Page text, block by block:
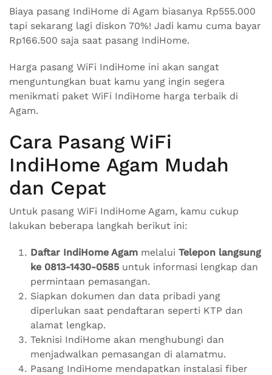
Biaya pasang IndiHome di Agam biasanya Rp555.000
tapi sekarang lagi diskon 70%! Jadi kamu cuma bayar
Rp166.500 saja saat pasang IndiHome.
Harga pasang WiFi IndiHome ini akan sangat
menguntungkan buat kamu yang ingin segera
menikmati paket WiFi IndiHome harga terbaik di
Agam.
Cara Pasang WiFi
IndiHome Agam Mudah
dan Cepat
Untuk pasang WiFi IndiHome Agam, kamu cukup
lakukan beberapa langkah berikut ini:
Daftar IndiHome Agam melalui Telepon langsung
ke 0813-1430-0585 untuk informasi lengkap dan
permintaan pemasangan.
Siapkan dokumen dan data pribadi yang
diperlukan saat pendaftaran seperti KTP dan
alamat lengkap.
Teknisi IndiHome akan menghubungi dan
menjadwalkan pemasangan di alamatmu.
Pasang IndiHome mendapatkan instalasi fiber